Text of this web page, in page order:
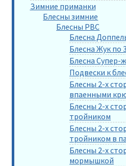
Зимние приманки
Блесны зимние
Блесны РВС
Блесна
Блесна Жук по
Блесна Супер-
Подвески к
Блесны 2-х
впаенными
Блесны 2-х
тройником
Блесны 2-х
тройником в
Блесны 2-х
мормышкой